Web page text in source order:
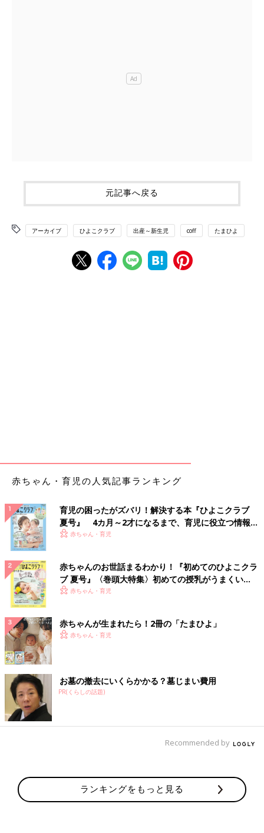
元記事へ戻る
アーカイブ ひよこクラブ 出産～新生児 coff たまひよ
赤ちゃん・育児の人気記事ランキング
育児の困ったがズバリ！解決する本『ひよこクラブ
夏号』 4カ月～2才になるまで、育児に役立つ情報が
いっぱい！
赤ちゃん・育児
赤ちゃんのお世話まるわかり！『初めてのひよこクラ
ブ 夏号』〈巻頭大特集〉初めての授乳がうまくい
く！ おっぱい・ミルクの基本と夏のトラブル 解決テ
赤ちゃん・育児
赤ちゃんが生まれたら！2冊の「たまひよ」
赤ちゃん・育児
お墓の撤去にいくらかかる？墓じまい費用
PR(くらしの話題)
Recommended by
ランキングをもっと見る